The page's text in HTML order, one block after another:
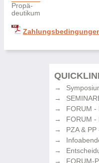
Propä-
deutikum
FORUM -
FORUM -
PZA &
FORUM-